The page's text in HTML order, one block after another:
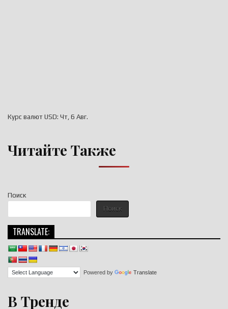
Поиск
Поиск
TRANSLATE:
Powered by Translate
В Тренде
Курс валют USD: Чт, 6 Авг.
Читайте Также